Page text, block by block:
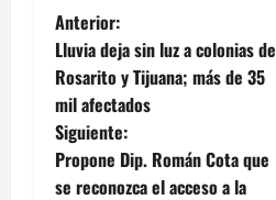
N
a
v
e
Anterior:
Lluvia deja sin luz a colonias de
Rosarito y Tijuana; más de 35
mil afectados
Siguiente:
Propone Dip. Román Cota que
se reconozca el acceso a la